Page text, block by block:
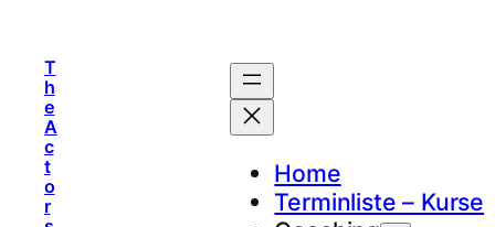
T
h
e
A
c
t
o
r
Home
Terminliste – Kurse